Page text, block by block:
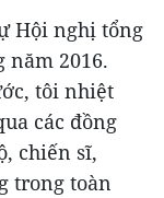
Hội nghị tổng
năm 2016.
tôi nhiệt
các đồng
chiến sĩ,
trong toàn